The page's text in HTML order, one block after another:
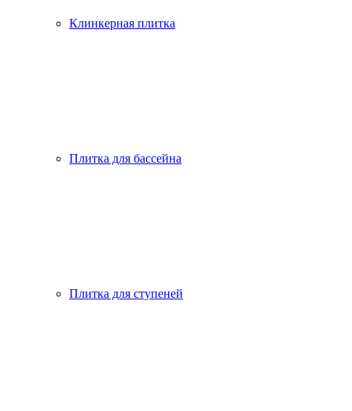
Клинкерная плитка
Плитка для бассейна
Плитка для ступеней